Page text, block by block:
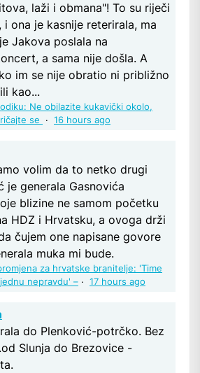
laži i obmana"! To su riječi
i ona je kasnije reterirala, ma
Jakova poslala na
a sama nije došla. A
im se nije obratio ni približno
kao...
Ne obilazite kukavički okolo,
se
· 16 hours ago
volim da to netko drugi
je generala Gasnovića
blizine ne samom početku
HDZ i Hrvatsku, a ovoga drži
čujem one napisane govore
muka mi bude.
za hrvatske branitelje: 'Time
nepravdu' – · 17 hours ago
do Plenković-potrčko. Bez
Slunja do Brezovice -